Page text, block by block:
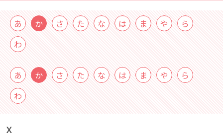
あ か さ た な は ま や
ら
わ
あ か さ た な は ま や
ら
わ
Ｘ